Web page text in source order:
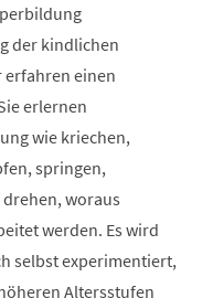
der kindlichen
erfahren einen
erlernen
wie kriechen,
springen,
woraus
werden. Es wird
selbst experimentiert,
Altersstufen